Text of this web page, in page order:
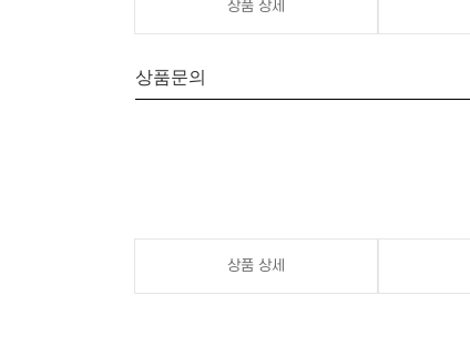
상품 상세
상품문의
상품 상세